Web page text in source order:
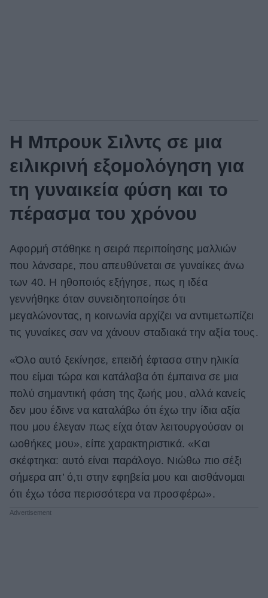
Η Μπρουκ Σιλντς σε μια
ειλικρινή εξομολόγηση για
τη γυναικεία φύση και το
πέρασμα του χρόνου
Αφορμή στάθηκε η σειρά περιποίησης μαλλιών
που λάνσαρε, που απευθύνεται σε γυναίκες άνω
των 40. Η ηθοποιός εξήγησε, πως η ιδέα
γεννήθηκε όταν συνειδητοποίησε ότι
μεγαλώνοντας, η κοινωνία αρχίζει να αντιμετωπίζει
τις γυναίκες σαν να χάνουν σταδιακά την αξία τους.
«Όλο αυτό ξεκίνησε, επειδή έφτασα στην ηλικία
που είμαι τώρα και κατάλαβα ότι έμπαινα σε μια
πολύ σημαντική φάση της ζωής μου, αλλά κανείς
δεν μου έδινε να καταλάβω ότι έχω την ίδια αξία
που μου έλεγαν πως είχα όταν λειτουργούσαν οι
ωοθήκες μου», είπε χαρακτηριστικά. «Και
σκέφτηκα: αυτό είναι παράλογο. Νιώθω πιο σέξι
σήμερα απ’ ό,τι στην εφηβεία μου και αισθάνομαι
ότι έχω τόσα περισσότερα να προσφέρω».